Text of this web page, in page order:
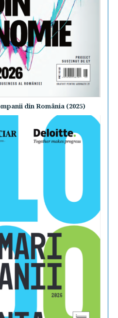
din România (2025)